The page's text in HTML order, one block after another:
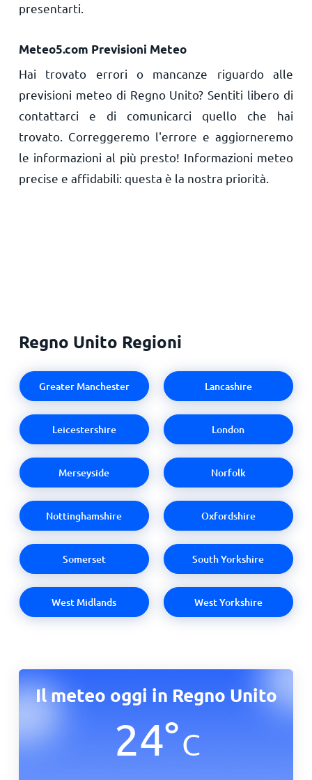
presentarti.
Meteo5.com Previsioni Meteo
Hai trovato errori o mancanze riguardo alle
previsioni meteo di Regno Unito? Sentiti libero di
contattarci e di comunicarci quello che hai
trovato. Correggeremo l'errore e aggiorneremo
le informazioni al più presto! Informazioni meteo
precise e affidabili: questa è la nostra priorità.
Regno Unito Regioni
Greater Manchester Lancashire
Leicestershire London
Merseyside Norfolk
Nottinghamshire Oxfordshire
Somerset South Yorkshire
West Midlands West Yorkshire
Il meteo oggi in Regno Unito
24°C